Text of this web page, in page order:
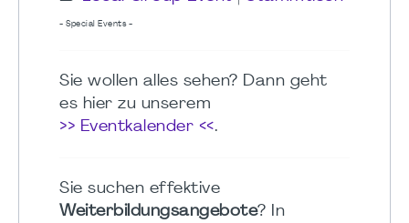
- Special Events -
Sie wollen alles sehen? Dann geht
es hier zu unserem
>> Eventkalender <<.
Sie suchen effektive
Weiterbildungsangebote? In